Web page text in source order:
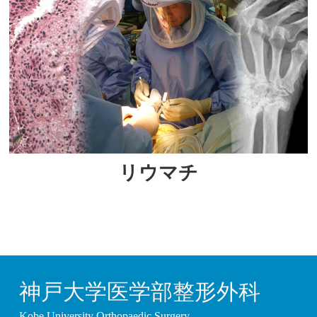
リウマチ
神戸大学医学部整形外科